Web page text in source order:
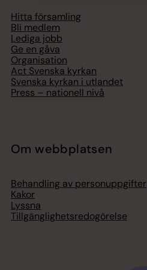
Hitta församling
Bli medlem
Lediga jobb
Ge en gåva
Organisation
Act Svenska kyrkan
Svenska kyrkan i utlandet
Press – nationell nivå
Om webbplatsen
Behandling av personuppgifter
Kakor
Lyssna
Tillgänglighetsredogörelse